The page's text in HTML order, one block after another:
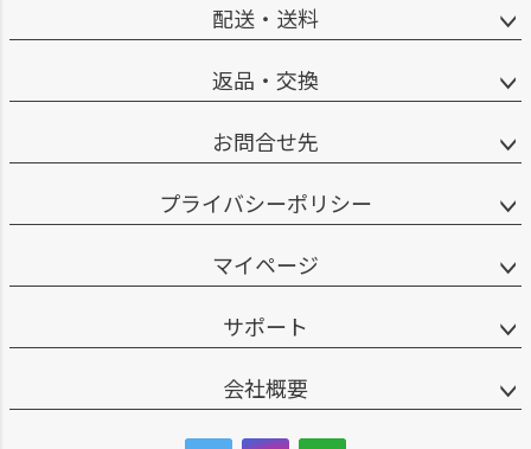
配送・送料
返品・交換
お問合せ先
プライバシーポリシー
マイページ
サポート
会社概要